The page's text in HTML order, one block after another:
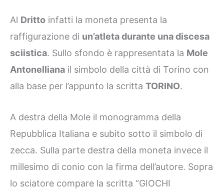
Al Dritto infatti la moneta presenta la
raffigurazione di un’atleta durante una discesa
sciistica. Sullo sfondo è rappresentata la Mole
Antonelliana il simbolo della città di Torino con
alla base per l’appunto la scritta TORINO.
A destra della Mole il monogramma della
Repubblica Italiana e subito sotto il simbolo di
zecca. Sulla parte destra della moneta invece il
millesimo di conio con la firma dell’autore. Sopra
lo sciatore compare la scritta “GIOCHI